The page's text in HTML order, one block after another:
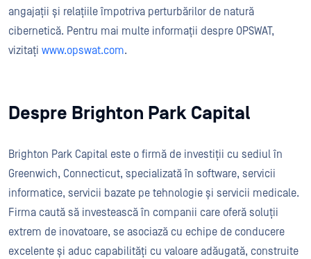
angajații și relațiile împotriva perturbărilor de natură
cibernetică. Pentru mai multe informații despre OPSWAT,
vizitați www.opswat.com.
Despre Brighton Park Capital
Brighton Park Capital este o firmă de investiții cu sediul în
Greenwich, Connecticut, specializată în software, servicii
informatice, servicii bazate pe tehnologie și servicii medicale.
Firma caută să investească în companii care oferă soluții
extrem de inovatoare, se asociază cu echipe de conducere
excelente și aduc capabilități cu valoare adăugată, construite